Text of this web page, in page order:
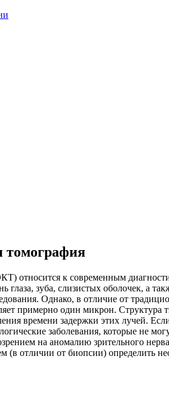
томография
относится к современным
глаза, зуба, слизистых оболочек, а
Однако, в отличие от
примерно один микрон. Структура
времени задержки этих лучей.
заболевания, которые не
на аномалию зрительного
отличии от биопсии) определить